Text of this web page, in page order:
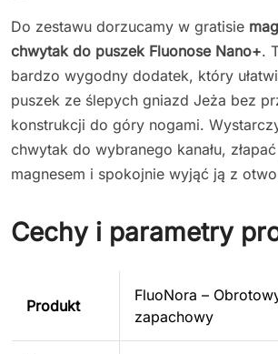
Do zestawu dorzucamy w gratisie
chwytak do puszek Fluonose Nano+.
bardzo wygodny dodatek, który
puszek ze ślepych gniazd Jeża bez
konstrukcji do góry nogami.
chwytak do wybranego kanału,
magnesem i spokojnie wyjąć ją z
Cechy i parametry
Produkt
FluoNora –
zapachowy